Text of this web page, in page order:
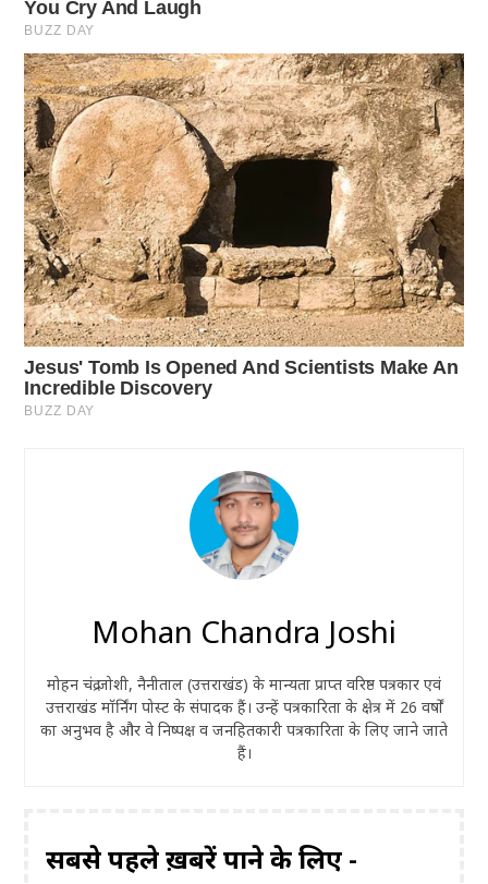
Mohan Chandra Joshi
मोहन चंद्र जोशी, नैनीताल (उत्तराखंड) के मान्यता प्राप्त वरिष्ठ पत्रकार एवं
उत्तराखंड मॉर्निंग पोस्ट के संपादक हैं। उन्हें पत्रकारिता के क्षेत्र में 26 वर्षों
का अनुभव है और वे निष्पक्ष व जनहितकारी पत्रकारिता के लिए जाने जाते
हैं।
सबसे पहले ख़बरें पाने के लिए -